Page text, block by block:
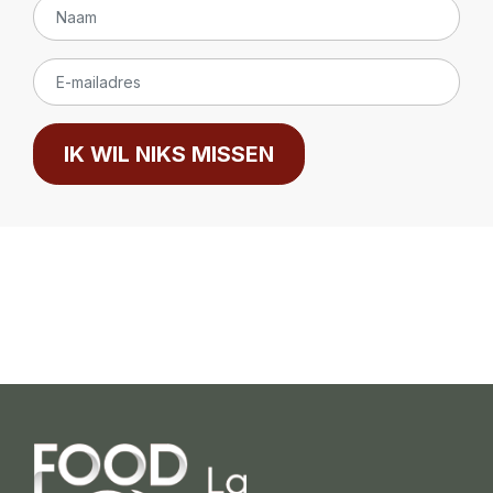
IK WIL NIKS MISSEN